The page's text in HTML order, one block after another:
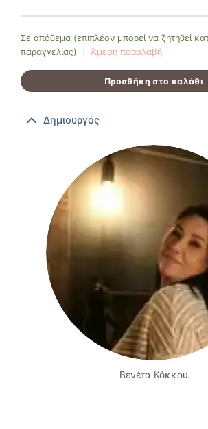
Σε απόθεμα (επιπλέον μπορεί να ζητηθεί
παραγγελίας)
Άμεση παραλαβή
Προσθήκη στο καλάθι
Δημιουργός
Βενέτα Κόκκου